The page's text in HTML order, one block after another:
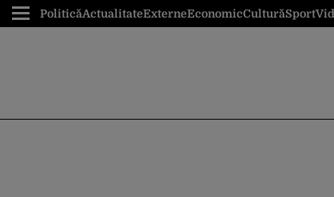
PoliticăActualitateExterneEconomicCulturăSport